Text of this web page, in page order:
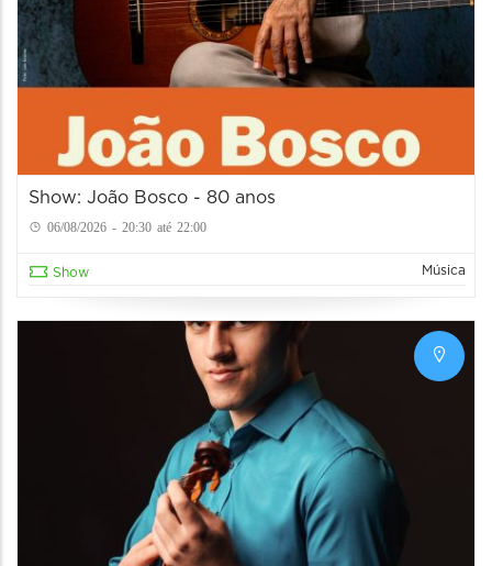
Show: João Bosco - 80 anos
06/08/2026 - 20:30 até 22:00
Show Música